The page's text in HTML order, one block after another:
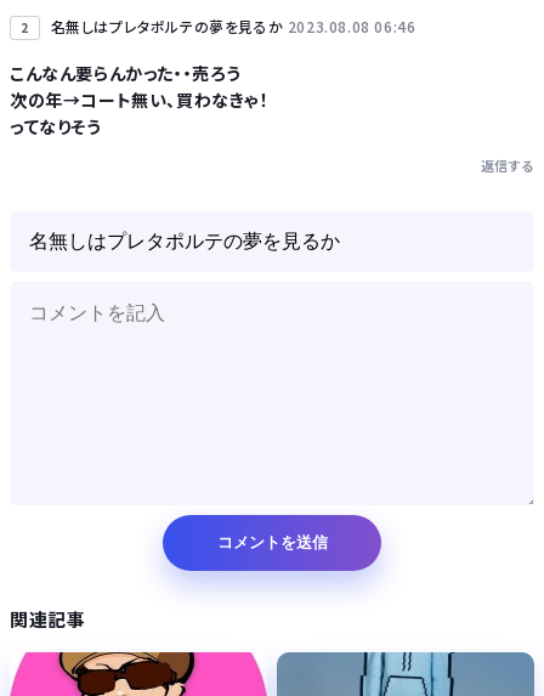
2 名無しはプレタポルテの夢を見るか 2023.08.08 06:46
こんなん要らんかった・・売ろう
次の年→コート無い、買わなきゃ！
ってなりそう
返信する
関連記事